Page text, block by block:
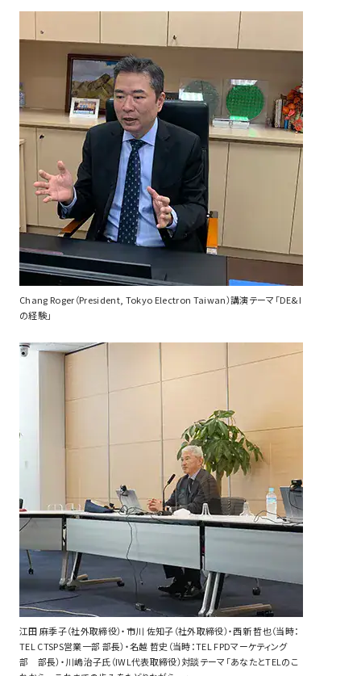
Chang Roger（President, Tokyo Electron Taiwan）講演テーマ「DE&I
の経験」
江田 麻季子（社外取締役）・市川 佐知子（社外取締役）・西新 哲也（当時：
TEL CTSPS営業一部 部長）・名越 哲史（当時：TEL FPDマーケティング
部 部長）・川嶋治子氏（IWL代表取締役）対談テーマ「あなたとTELのこ